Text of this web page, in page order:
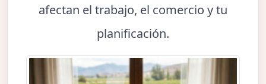
afectan el trabajo, el comercio y tu
planificación.